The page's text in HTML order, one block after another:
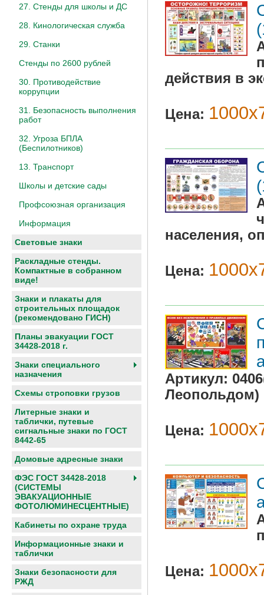
27. Стенды для школы и ДС
28. Кинологическая служба
29. Станки
Стенды по 2600 рублей
30. Противодействие
коррупции
31. Безопасность выполнения
работ
32. Угроза БПЛА
(Беспилотников)
13. Транспорт
Школы и детские сады
Профсоюзная организация
Информация
Световые знаки
Раскладные стенды.
Компактные в собранном
виде!
Знаки и плакаты для
строительных площадок
(рекомендовано ГИСН)
Планы эвакуации ГОСТ
34428-2018 г.
Знаки специального
назначения
Схемы строповки грузов
Литерные знаки и
таблички, путевые
сигнальные знаки по ГОСТ
8442-65
Домовые адресные знаки
ФЭС ГОСТ 34428-2018
(СИСТЕМЫ
ЭВАКУАЦИОННЫЕ
ФОТОЛЮМИНЕСЦЕНТНЫЕ)
Кабинеты по охране труда
Информационные знаки и
таблички
Знаки безопасности для
РЖД
действия в
Цена:
населения,
Цена:
Артикул:
Леопольдом)
Цена:
Цена: